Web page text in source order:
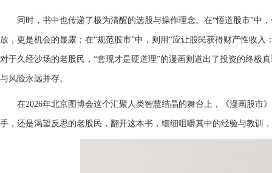
同时，书中也传递了极为清醒的选股与操作理念。在“悟道股市”中
放，更是机会的显露；在“规范股市”中，则用“应让股民获得财产性收
对于久经沙场的老股民，“套现才是硬道理”的漫画则道出了投资的终极
与风险永远并存。
在2026年北京图博会这个汇聚人类智慧结晶的舞台上，《漫画股市
手，还是渴望反思的老股民，翻开这本书，细细咀嚼其中的经验与教训